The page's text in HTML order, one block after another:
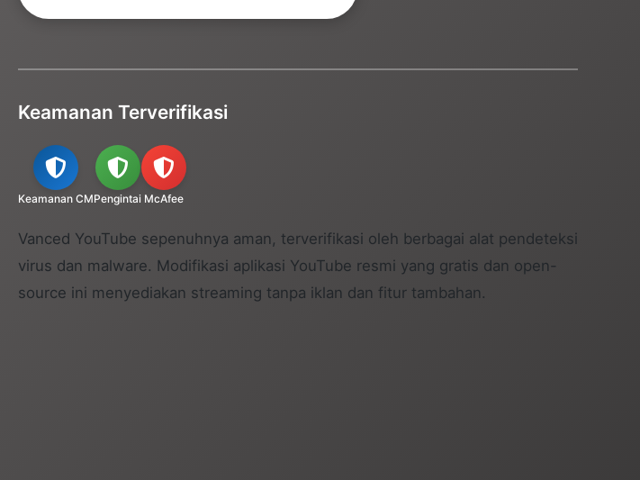
Keamanan Terverifikasi
Keamanan CMPengintai McAfee
Vanced YouTube sepenuhnya aman, terverifikasi oleh berbagai alat pendeteksi
virus dan malware. Modifikasi aplikasi YouTube resmi yang gratis dan open-
source ini menyediakan streaming tanpa iklan dan fitur tambahan.